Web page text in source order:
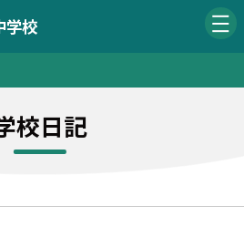
学校
校日記